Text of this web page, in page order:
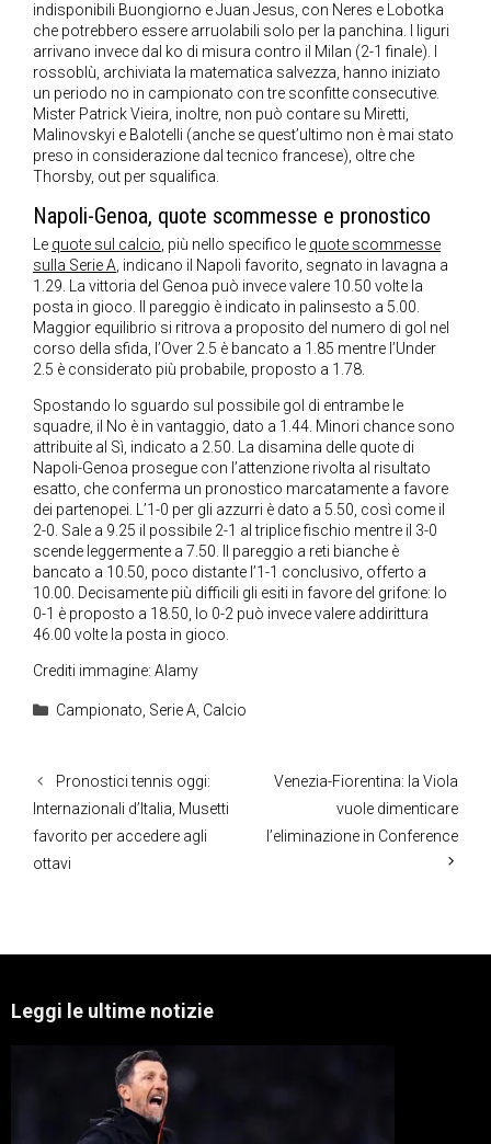
indisponibili Buongiorno e Juan Jesus, con Neres e Lobotka
che potrebbero essere arruolabili solo per la panchina. I liguri
arrivano invece dal ko di misura contro il Milan (2-1 finale). I
rossoblù, archiviata la matematica salvezza, hanno iniziato
un periodo no in campionato con tre sconfitte consecutive.
Mister Patrick Vieira, inoltre, non può contare su Miretti,
Malinovskyi e Balotelli (anche se quest’ultimo non è mai stato
preso in considerazione dal tecnico francese), oltre che
Thorsby, out per squalifica.
Napoli-Genoa, quote scommesse e pronostico
Le quote sul calcio, più nello specifico le quote scommesse
sulla Serie A, indicano il Napoli favorito, segnato in lavagna a
1.29. La vittoria del Genoa può invece valere 10.50 volte la
posta in gioco. Il pareggio è indicato in palinsesto a 5.00.
Maggior equilibrio si ritrova a proposito del numero di gol nel
corso della sfida, l’Over 2.5 è bancato a 1.85 mentre l’Under
2.5 è considerato più probabile, proposto a 1.78.
Spostando lo sguardo sul possibile gol di entrambe le
squadre, il No è in vantaggio, dato a 1.44. Minori chance sono
attribuite al Sì, indicato a 2.50. La disamina delle quote di
Napoli-Genoa prosegue con l’attenzione rivolta al risultato
esatto, che conferma un pronostico marcatamente a favore
dei partenopei. L’1-0 per gli azzurri è dato a 5.50, così come il
2-0. Sale a 9.25 il possibile 2-1 al triplice fischio mentre il 3-0
scende leggermente a 7.50. Il pareggio a reti bianche è
bancato a 10.50, poco distante l’1-1 conclusivo, offerto a
10.00. Decisamente più difficili gli esiti in favore del grifone: lo
0-1 è proposto a 18.50, lo 0-2 può invece valere addirittura
46.00 volte la posta in gioco.
Crediti immagine: Alamy
Categorie
Campionato, Serie A, Calcio
Pronostici tennis oggi:
Internazionali d’Italia, Musetti
favorito per accedere agli
ottavi
Venezia-Fiorentina: la Viola
vuole dimenticare
l’eliminazione in Conference
Leggi le ultime notizie